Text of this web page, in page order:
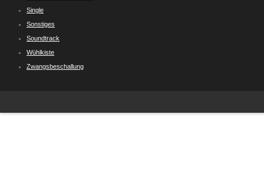
Single
Sonstiges
Soundtrack
Wühlkiste
Zwangsbeschallung